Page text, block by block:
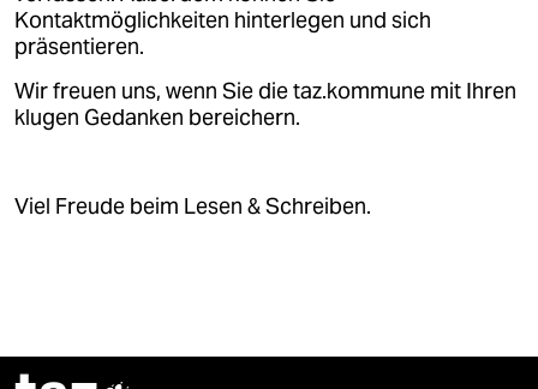
Kontaktmöglichkeiten hinterlegen und sich
präsentieren.
Wir freuen uns, wenn Sie die taz.kommune mit Ihren
klugen Gedanken bereichern.
Viel Freude beim Lesen & Schreiben.